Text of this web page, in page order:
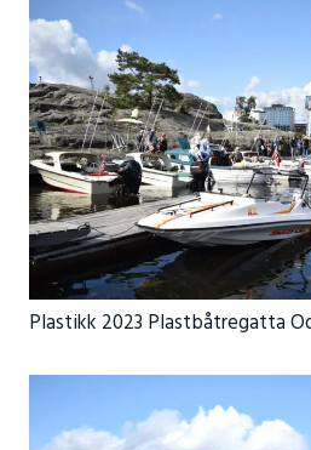
Plastikk 2023 Plastbåtregatta